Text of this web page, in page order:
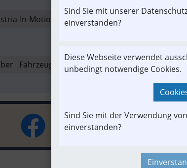
SOLD OUT
In-Motion
Branchenbeitrag
Fahrzeug-Portrait Newslink PKW & LKW
Sind Sie mit unserer
einverstanden?
Diese Webseite verwendet
unbedingt notwendige Cookies.
Sind Sie mit der Verwendung
einverstanden?